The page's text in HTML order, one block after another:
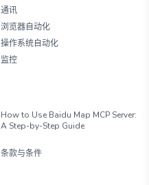
通讯
浏览器自动化
操作系统自动化
监控
How to Use Baidu Map MCP Server:
A Step-by-Step Guide
条款与条件